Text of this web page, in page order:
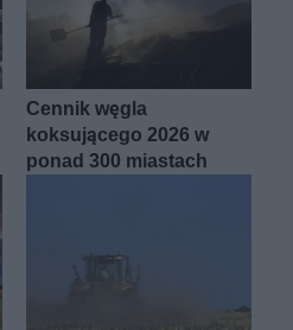
Cennik węgla
koksującego 2026 w
ponad 300 miastach